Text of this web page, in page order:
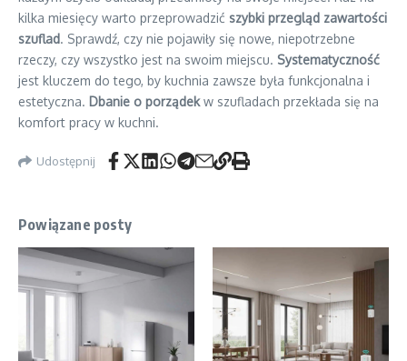
kilka miesięcy warto przeprowadzić szybki przegląd zawartości
szuflad. Sprawdź, czy nie pojawiły się nowe, niepotrzebne
rzeczy, czy wszystko jest na swoim miejscu. Systematyczność
jest kluczem do tego, by kuchnia zawsze była funkcjonalna i
estetyczna. Dbanie o porządekw szufladach przekłada się na
komfort pracy w kuchni.
Udostępnij
Powiązane posty